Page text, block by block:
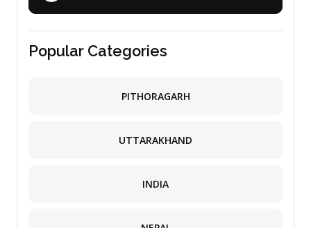
Popular Categories
PITHORAGARH
UTTARAKHAND
INDIA